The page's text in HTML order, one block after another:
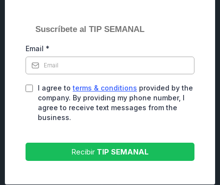
Suscríbete al TIP SEMANAL
Email *
I agree to terms & conditions provided by the
company. By providing my phone number, I
agree to receive text messages from the
business.
Recibir TIP SEMANAL